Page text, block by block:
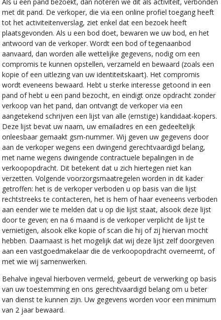
met dit pand. De verkoper, die via een online profiel toegang heeft
tot het activiteitenverslag, ziet enkel dat een bezoek heeft
plaatsgevonden. Als u een bod doet, bewaren we uw bod, en het
antwoord van de verkoper. Wordt een bod of tegenaanbod
aanvaard, dan worden alle wettelijke gegevens, nodig om een
compromis te kunnen opstellen, verzameld en bewaard (zoals een
kopie of een uitlezing van uw identiteitskaart). Het compromis
wordt eveneens bewaard. Hebt u sterke interesse getoond in een
pand of hebt u een pand bezocht, en eindigt onze opdracht zonder
verkoop van het pand, dan ontvangt de verkoper via een
aangetekend schrijven een lijst van alle (ernstige) kandidaat-kopers.
Deze lijst bevat uw naam, uw emailadres en een gedeeltelijk
onleesbaar gemaakt gsm-nummer. Wij geven uw gegevens door
aan de verkoper wegens een dwingend gerechtvaardigd belang,
met name wegens dwingende contractuele bepalingen in de
verkoopopdracht. Dit betekent dat u zich hiertegen niet kan
verzetten. Volgende voorzorgsmaatregelen worden in dit kader
getroffen: het is de verkoper verboden u op basis van die lijst
rechtstreeks te contacteren, het is hem of haar eveneens verboden
aan eender wie te melden dat u op die lijst staat, alsook deze lijst
door te geven; en na 6 maand is de verkoper verplicht de lijst te
vernietigen, alsook elke kopie of scan die hij of zij hiervan mocht
hebben. Daarnaast is het mogelijk dat wij deze lijst zelf doorgeven
aan een vastgoedmakelaar die de verkoopopdracht overneemt, of
met wie wij samenwerken.
Behalve ingeval hierboven vermeld, gebeurt de verwerking op basis
van uw toestemming en ons gerechtvaardigd belang om u beter
van dienst te kunnen zijn. Uw gegevens worden voor een minimum
van 2 jaar bewaard.